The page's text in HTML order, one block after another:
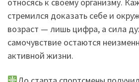
относясь к своему организму.
стремился доказать себе и
возраст — лишь цифра, а сила
самочувствие остаются
активной жизни.